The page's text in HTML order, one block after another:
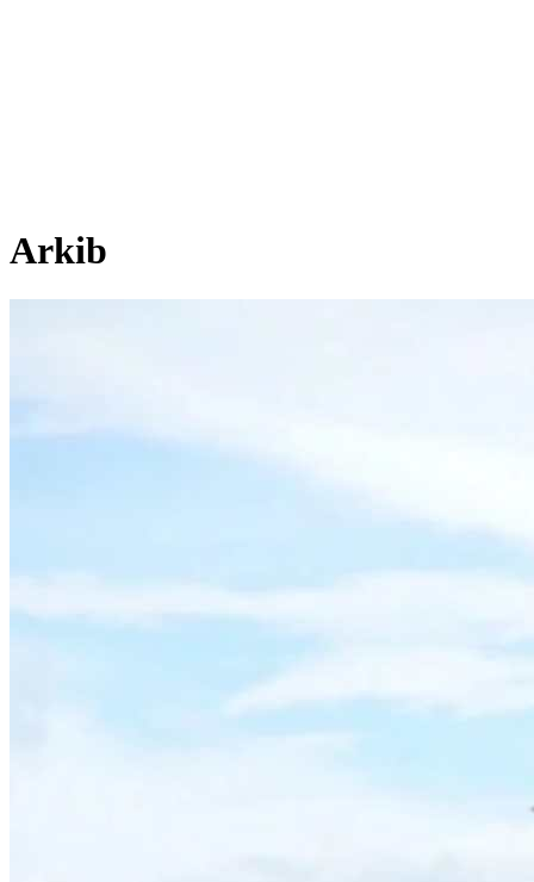
Arkib